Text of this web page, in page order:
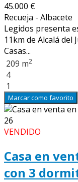
45.000 €
Recueja - Albacete
Legidos presenta
11km de Alcalá del
Casas...
209 m2
4
1
Marcar como favorito
26
VENDIDO
Casa en
con 3